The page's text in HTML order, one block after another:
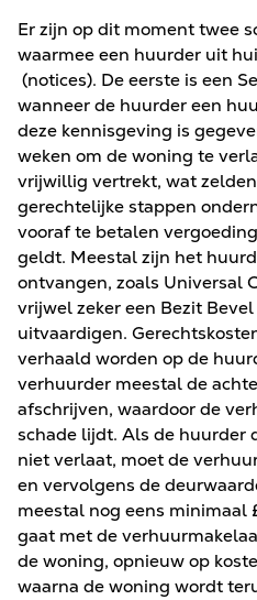
Er zijn op dit moment twee
waarmee een huurder uit
(notices). De eerste is een
wanneer de huurder een
deze kennisgeving is
weken om de woning te
vrijwillig vertrekt, wat
gerechtelijke stappen
vooraf te betalen
geldt. Meestal zijn het
ontvangen, zoals Universal
vrijwel zeker een Bezit
uitvaardigen.
verhaald worden op de
verhuurder meestal de
afschrijven, waardoor de
schade lijdt. Als de huurder
niet verlaat, moet de
en vervolgens de
meestal nog eens minimaal
gaat met de
de woning, opnieuw op
waarna de woning wordt